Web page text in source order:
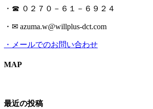
・☎ ０２７０－６１－６９２４
・✉ azuma.w@willplus-dct.com
・メールでのお問い合わせ
MAP
最近の投稿